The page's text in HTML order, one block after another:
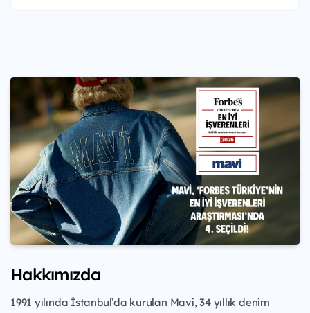
Hakkımızda
1991 yılında İstanbul’da kurulan Mavi, 34 yıllık denim